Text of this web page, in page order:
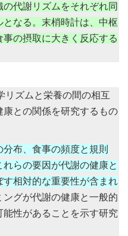
代謝リズムをそれぞれ同
なる。末梢時計は、中枢
の摂取に大きく反応する
リズムと栄養の間の相互
との関係を研究するもの
分布、食事の頻度と規則
らの要因が代謝の健康と
相対的な重要性が含まれ
グが代謝の健康と一般的
性があることを示す研究